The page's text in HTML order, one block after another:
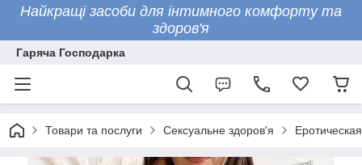
Найкращі засоби для інтимного комфорту та
здоров'я
Гаряча Господарка
Товари та послуги Сексуальне здоров'я